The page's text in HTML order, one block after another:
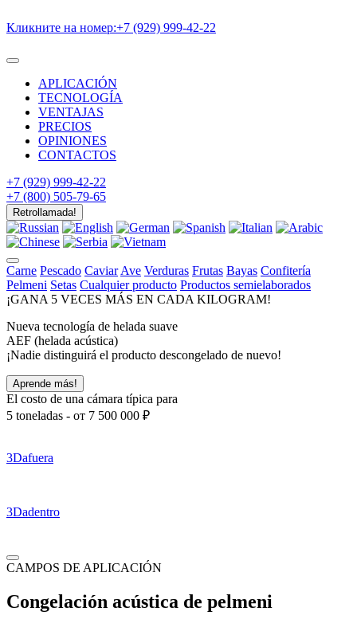
Кликните на номер:+7 (929) 999-42-22
APLICACIÓN
TECNOLOGÍA
VENTAJAS
PRECIOS
OPINIONES
CONTACTOS
+7 (929) 999-42-22
+7 (800) 505-79-65
Retrollamada!
Carne Pescado Caviar Ave Verduras Frutas Bayas Confitería
Pelmeni Setas Cualquier producto Productos semielaborados
¡GANA 5 VECES MÁS EN CADA KILOGRAM!
Nueva tecnología de helada suave
AEF (helada acústica)
¡Nadie distinguirá el producto descongelado de nuevo!
Aprende más!
El costo de una cámara típica para
5 toneladas - от 7 500 000 ₽
3Dafuera
3Dadentro
CAMPOS DE APLICACIÓN
Сongelación acústica de pelmeni